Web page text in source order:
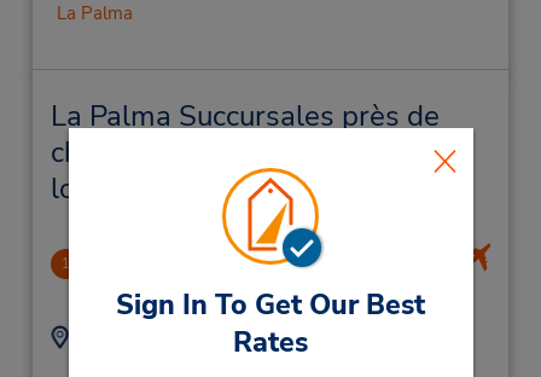
Sign In To Get Our Best
Rates
La Palma
La Palma Succursales près de
chez vous et succursales de
location de véhicule
1
17.76 mille
Adresse :
Téléphone :